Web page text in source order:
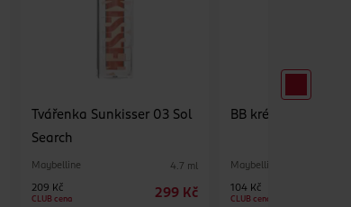
Tvářenka Sunkisser 03 Sol
Search
Maybelline 4.7 ml
209 Kč
CLUB cena 299 Kč
BB krém Fit Me
Maybelline
104 Kč
CLUB cena